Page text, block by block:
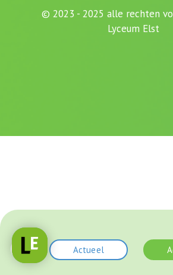
Actueel
© 2023 - 2025 alle rechten
Lyceum Elst